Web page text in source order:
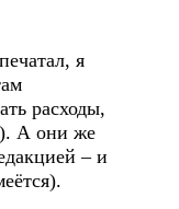
я
расходы,
А они же
– и